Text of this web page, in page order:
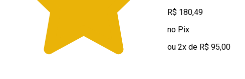
R$ 180,49
no Pix
ou 2x de R$ 95,00